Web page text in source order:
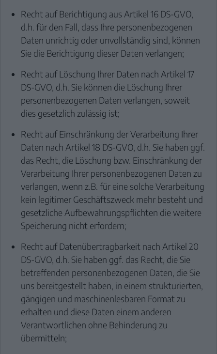
Recht auf Berichtigung aus Artikel 16 DS-GVO,
d.h. für den Fall, dass Ihre personenbezogenen
Daten unrichtig oder unvollständig sind, können
Sie die Berichtigung dieser Daten verlangen;
Recht auf Löschung Ihrer Daten nach Artikel 17
DS-GVO, d.h. Sie können die Löschung Ihrer
personenbezogenen Daten verlangen, soweit
dies gesetzlich zulässig ist;
Recht auf Einschränkung der Verarbeitung Ihrer
Daten nach Artikel 18 DS-GVO, d.h. Sie haben ggf.
das Recht, die Löschung bzw. Einschränkung der
Verarbeitung Ihrer personenbezogenen Daten zu
verlangen, wenn z.B. für eine solche Verarbeitung
kein legitimer Geschäftszweck mehr besteht und
gesetzliche Aufbewahrungspflichten die weitere
Speicherung nicht erfordern;
Recht auf Datenübertragbarkeit nach Artikel 20
DS-GVO, d.h. Sie haben ggf. das Recht, die Sie
betreffenden personenbezogenen Daten, die Sie
uns bereitgestellt haben, in einem strukturierten,
gängigen und maschinenlesbaren Format zu
erhalten und diese Daten einem anderen
Verantwortlichen ohne Behinderung zu
übermitteln;